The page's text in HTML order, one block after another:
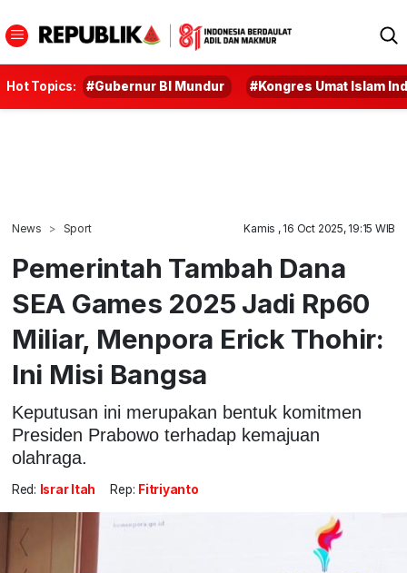
Hot Topics: #Gubernur BI Mundur #Kongres Umat Islam
News Sport Kamis , 16 Oct 2025, 19:15 WIB
Pemerintah Tambah Dana
SEA Games 2025 Jadi Rp60
Miliar, Menpora Erick Thohir:
Ini Misi Bangsa
Keputusan ini merupakan bentuk komitmen
Presiden Prabowo terhadap kemajuan
olahraga.
Red: Israr Itah Rep: Fitriyanto